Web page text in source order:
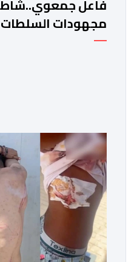
فاعل
مجهودات السلطات